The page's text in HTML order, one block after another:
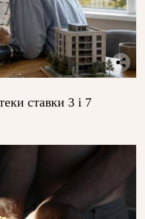
ставки 3 і 7